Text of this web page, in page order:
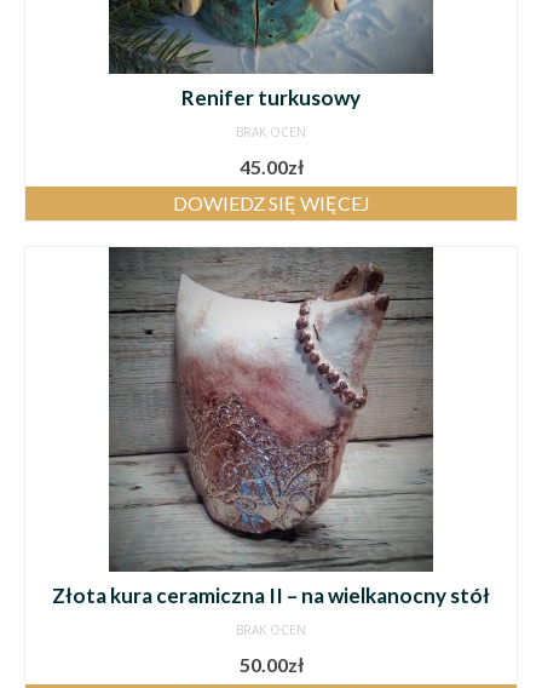
Renifer turkusowy
BRAK OCEN
45.00zł
DOWIEDZ SIĘ WIĘCEJ
Złota kura ceramiczna II – na wielkanocny stół
BRAK OCEN
50.00zł